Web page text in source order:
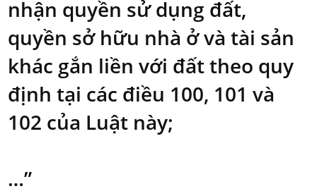
nhận quyền sử dụng đất,
quyền sở hữu nhà ở và tài sản
khác gắn liền với đất theo quy
định tại các điều 100, 101 và
102 của Luật này;
…”